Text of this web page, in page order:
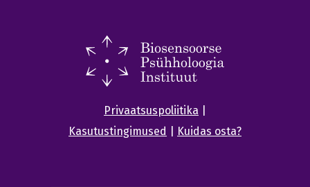
Privaatsuspoliitika
Kasutustingimused
Kuidas osta?